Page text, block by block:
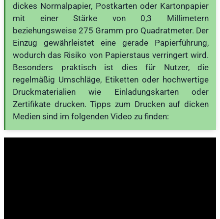
dickes Normalpapier, Postkarten oder Kartonpapier
mit einer Stärke von 0,3 Millimetern
beziehungsweise 275 Gramm pro Quadratmeter. Der
Einzug gewährleistet eine gerade Papierführung,
wodurch das Risiko von Papierstaus verringert wird.
Besonders praktisch ist dies für Nutzer, die
regelmäßig Umschläge, Etiketten oder hochwertige
Druckmaterialien wie Einladungskarten oder
Zertifikate drucken. Tipps zum Drucken auf dicken
Medien sind im folgenden Video zu finden: